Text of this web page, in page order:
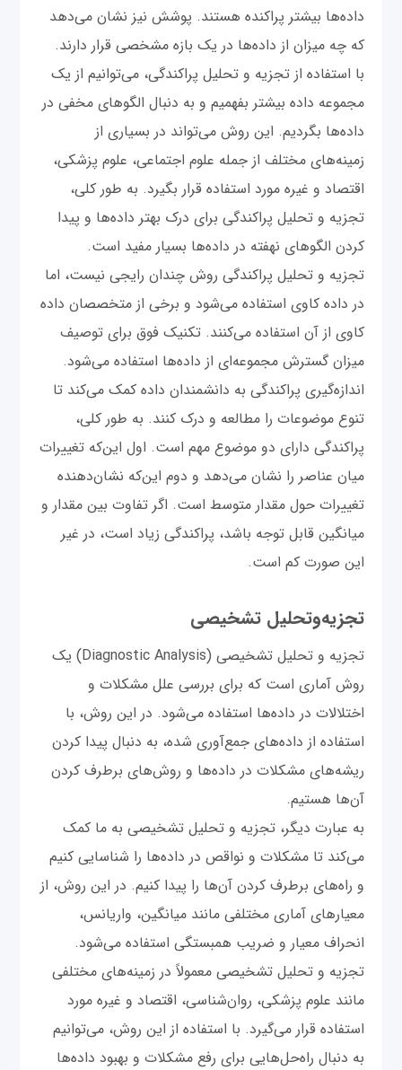
داده‌ها بیشتر پراکنده هستند. پوشش نیز نشان می‌دهد
که چه میزان از داده‌ها در یک بازه مشخصی قرار دارند.
با استفاده از تجزیه و تحلیل پراکندگی، می‌توانیم از یک
مجموعه داده بیشتر بفهمیم و به دنبال الگوهای مخفی در
داده‌ها بگردیم. این روش می‌تواند در بسیاری از
زمینه‌های مختلف از جمله علوم اجتماعی، علوم پزشکی،
اقتصاد و غیره مورد استفاده قرار بگیرد. به طور کلی،
تجزیه و تحلیل پراکندگی برای درک بهتر داده‌ها و پیدا
کردن الگوهای نهفته در داده‌ها بسیار مفید است.
تجزیه و تحلیل پراکندگی روش چندان رایجی نیست، اما
در داده کاوی استفاده می‌شود و برخی از متخصصان داده
کاوی از آن استفاده می‌کنند. تکنیک فوق برای توصیف
میزان گسترش مجموعه‌ای از داده‌ها استفاده می‌شود.
اندازه‌‌گیری پراکندگی به دانشمندان داده کمک می‌کند تا
تنوع موضوعات را مطالعه و درک کنند. به طور کلی،
پراکندگی دارای دو موضوع مهم است. اول این‌که تغییرات
میان عناصر را نشان می‌دهد و دوم این‌که نشان‌دهنده
تغییرات حول مقدار متوسط است. اگر تفاوت بین مقدار و
میانگین قابل توجه باشد، پراکندگی زیاد است، در غیر
این صورت کم است.
تجزیه‌وتحلیل تشخیصی
تجزیه و تحلیل تشخیصی (Diagnostic Analysis) یک
روش آماری است که برای بررسی علل مشکلات و
اختلالات در داده‌ها استفاده می‌شود. در این روش، با
استفاده از داده‌های جمع‌آوری شده، به دنبال پیدا کردن
ریشه‌های مشکلات در داده‌ها و روش‌های برطرف کردن
آن‌ها هستیم.
به عبارت دیگر، تجزیه و تحلیل تشخیصی به ما کمک
می‌کند تا مشکلات و نواقص در داده‌ها را شناسایی کنیم
و راه‌های برطرف کردن آن‌ها را پیدا کنیم. در این روش، از
معیارهای آماری مختلفی مانند میانگین، واریانس،
انحراف معیار و ضریب همبستگی استفاده می‌شود.
تجزیه و تحلیل تشخیصی معمولاً در زمینه‌های مختلفی
مانند علوم پزشکی، روان‌شناسی، اقتصاد و غیره مورد
استفاده قرار می‌گیرد. با استفاده از این روش، می‌توانیم
به دنبال راه‌حل‌هایی برای رفع مشکلات و بهبود داده‌ها